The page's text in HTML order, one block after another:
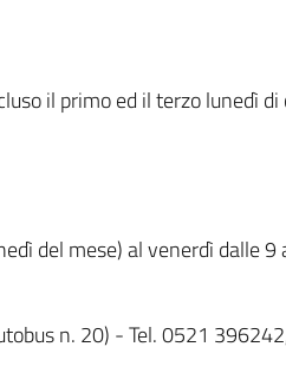
il primo ed il terzo lunedì
del mese) al venerdì dalle
n. 20) - Tel. 0521